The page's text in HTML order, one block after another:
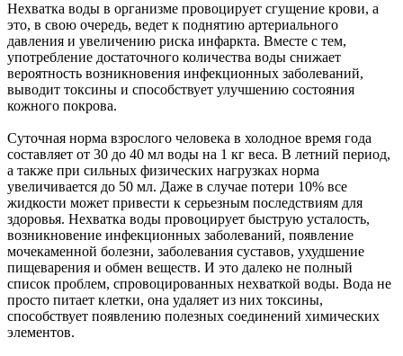
Нехватка воды в организме провоцирует сгущение крови, а
это, в свою очередь, ведет к поднятию артериального
давления и увеличению риска инфаркта. Вместе с тем,
употребление достаточного количества воды снижает
вероятность возникновения инфекционных заболеваний,
выводит токсины и способствует улучшению состояния
кожного покрова.
Суточная норма взрослого человека в холодное время года
составляет от 30 до 40 мл воды на 1 кг веса. В летний период,
а также при сильных физических нагрузках норма
увеличивается до 50 мл. Даже в случае потери 10% все
жидкости может привести к серьезным последствиям для
здоровья. Нехватка воды провоцирует быструю усталость,
возникновение инфекционных заболеваний, появление
мочекаменной болезни, заболевания суставов, ухудшение
пищеварения и обмен веществ. И это далеко не полный
список проблем, спровоцированных нехваткой воды. Вода не
просто питает клетки, она удаляет из них токсины,
способствует появлению полезных соединений химических
элементов.